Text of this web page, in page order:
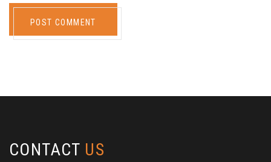
POST COMMENT
CONTACT US